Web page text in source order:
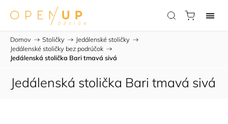
Domov / Stoličky / Jedálenské stoličky /
Jedálenské stoličky bez podrúčok /
Jedálenská stolička Bari tmavá sivá
Jedálenská stolička Bari tmavá sivá